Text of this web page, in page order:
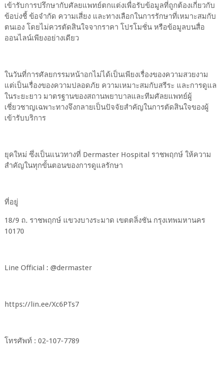
เข้ารับการปรึกษากับศัลยแพทย์ตกแต่งเพื่อรับข้อมูลที่ถูกต้องเกี่ยวกับ
ข้อบ่งชี้ ข้อจำกัด ความเสี่ยง และทางเลือกในการรักษาที่เหมาะสมกับ
ตนเอง โดยไม่ควรตัดสินใจจากราคา โปรโมชั่น หรือข้อมูลบนสื่อ
ออนไลน์เพียงอย่างเดียว
ในวันที่การศัลยกรรมหน้าอกไม่ได้เป็นเพียงเรื่องของความสวยงาม
แต่เป็นเรื่องของความปลอดภัย ความเหมาะสมกับสรีระ และการดูแล
ในระยะยาว มาตรฐานของสถานพยาบาลและทีมศัลยแพทย์ผู้
เชี่ยวชาญเฉพาะทางจึงกลายเป็นปัจจัยสำคัญในการตัดสินใจของผู้
เข้ารับบริการ
ยุคใหม่ ซึ่งเป็นแนวทางที่ Dermaster Hospital ราชพฤกษ์ ให้ความ
สำคัญในทุกขั้นตอนของการดูแลรักษา
ที่อยู่
18/9 ถ. ราชพฤกษ์ แขวงบางระมาด เขตตลิ่งชัน กรุงเทพมหานคร
10170
Line Official : @dermaster
https://lin.ee/Xc6PTs7
โทรศัพท์ : 02-107-7789